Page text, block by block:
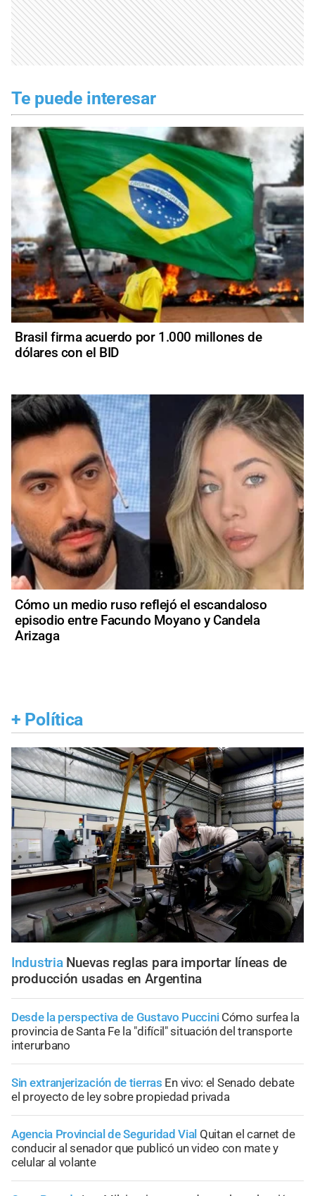
Te puede interesar
Brasil firma acuerdo por 1.000 millones de
dólares con el BID
Cómo un medio ruso reflejó el escandaloso
episodio entre Facundo Moyano y Candela
Arizaga
+ Política
Industria Nuevas reglas para importar líneas de
producción usadas en Argentina
Desde la perspectiva de Gustavo Puccini Cómo surfea la
provincia de Santa Fe la "difícil" situación del transporte
interurbano
Sin extranjerización de tierras En vivo: el Senado debate
el proyecto de ley sobre propiedad privada
Agencia Provincial de Seguridad Vial Quitan el carnet de
conducir al senador que publicó un video con mate y
celular al volante